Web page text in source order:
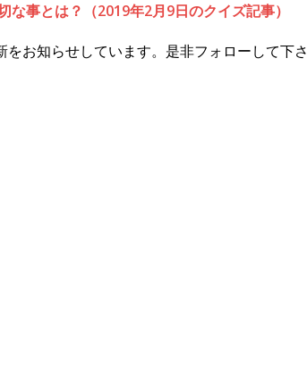
な事とは？（2019年2月9日のクイズ記事）
をお知らせしています。是非フォローして下さ